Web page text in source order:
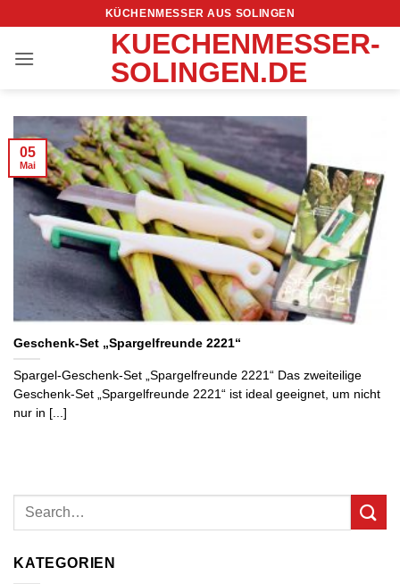
springen
KÜCHENMESSER AUS SOLINGEN
KUECHENMESSER-
SOLINGEN.DE
Geschenk-Set „Spargelfreunde 2221“
Spargel-Geschenk-Set „Spargelfreunde 2221“ Das zweiteilige
Geschenk-Set „Spargelfreunde 2221“ ist ideal geeignet, um nicht
nur in [...]
05
Mai
KATEGORIEN